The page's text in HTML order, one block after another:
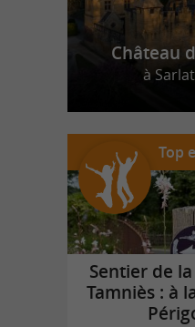
Château
à
Top
Sentier de
Tamniès : à